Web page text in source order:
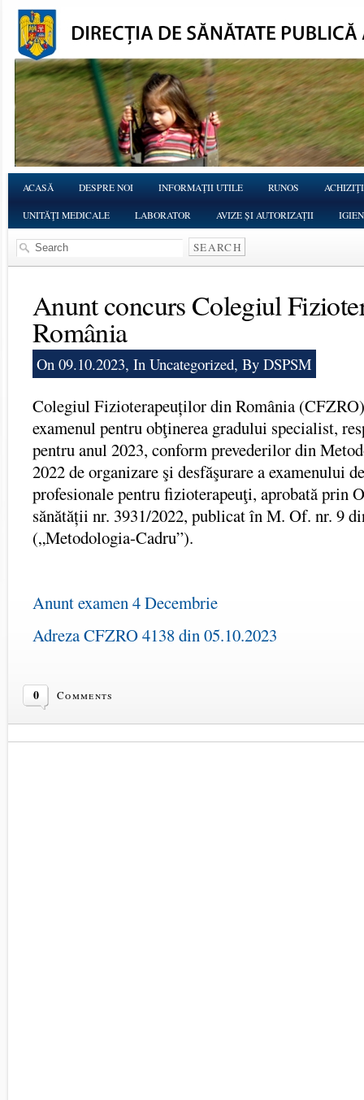
ACASĂ DESPRE NOI INFORMAŢII UTILE RUNOS
UNITĂŢI MEDICALE LABORATOR AVIZE ȘI AUTORIZAȚII
Anunt concurs Colegiul
România
On 09.10.2023, In Uncategorized, By DSPSM
Colegiul Fizioterapeuților din România
examenul pentru obţinerea gradului specialist,
pentru anul 2023, conform prevederilor din
2022 de organizare şi desfăşurare a examenului
profesionale pentru fizioterapeuţi, aprobată prin
sănătății nr. 3931/2022, publicat în M. Of. nr. 9
(„Metodologia-Cadru”).
Anunt examen 4 Decembrie
Adreza CFZRO 4138 din 05.10.2023
0 Comments